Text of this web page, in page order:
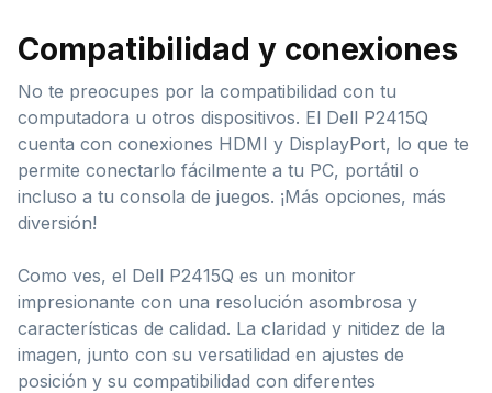
Compatibilidad y conexiones
No te preocupes por la compatibilidad con tu
computadora u otros dispositivos. El Dell P2415Q
cuenta con conexiones HDMI y DisplayPort, lo que te
permite conectarlo fácilmente a tu PC, portátil o
incluso a tu consola de juegos. ¡Más opciones, más
diversión!
Como ves, el Dell P2415Q es un monitor
impresionante con una resolución asombrosa y
características de calidad. La claridad y nitidez de la
imagen, junto con su versatilidad en ajustes de
posición y su compatibilidad con diferentes